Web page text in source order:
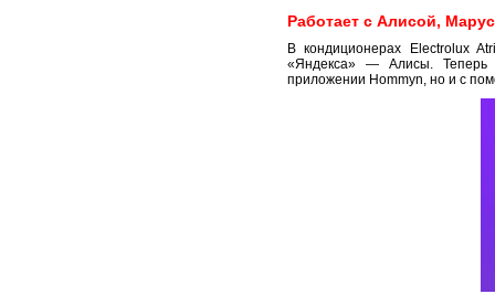
Работает с Алисой,
В кондиционерах Electrolux
«Яндекса» — Алисы. Теперь
приложении Hommyn, но и с